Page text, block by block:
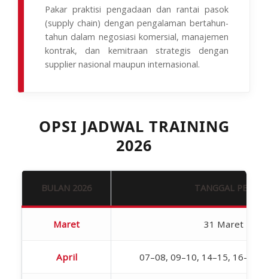
Pakar praktisi pengadaan dan rantai pasok
(supply chain) dengan pengalaman bertahun-
tahun dalam negosiasi komersial, manajemen
kontrak, dan kemitraan strategis dengan
supplier nasional maupun internasional.
OPSI JADWAL TRAINING
2026
BULAN 2026 TANGGAL
Maret 31 Maret – 01
April 07–08, 09–10, 14–15, 16–17,